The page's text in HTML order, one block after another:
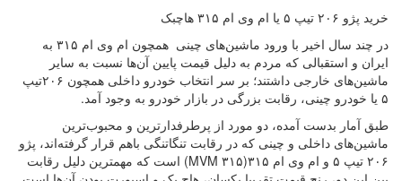
خرید پژو ۲۰۶ تیپ ۵ یا ام وی ام ۳۱۵ هاچبک
در چند سال اخیر با ورود ماشین‌های چینی همچون ام وی ام ۳۱۵ به
ایران و استقبالی که مردم به دلیل قیمت پایین آن‌ها نسبت به سایر
ماشین‌های خارجی داشتند؛ بر سر انتخاب خودرو داخلی همچون ۲۰۶تیپ
طبق آمار بدست آمده، دو مورد از پرطرفدارترین و محبوب‌ترین
ماشین‌های داخلی و چینی که در رقابت تنگاتنگی باهم قرار گرفته‌اند، پژو
۲۰۶ تیپ ۵ و ام وی ام ۳۱۵(MVM ۳۱۵) است که مهمترین دلیل رقابت